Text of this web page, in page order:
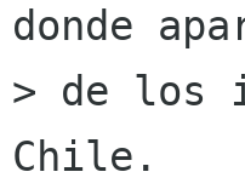
donde
> de los
Chile.